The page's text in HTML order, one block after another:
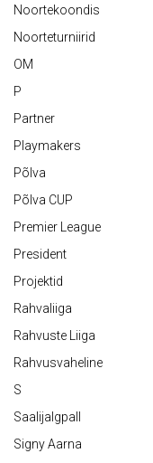
Noortekoondis
Noorteturniirid
OM
P
Partner
Playmakers
Põlva
Põlva CUP
Premier League
President
Projektid
Rahvaliiga
Rahvuste Liiga
Rahvusvaheline
S
Saalijalgpall
Signy Aarna